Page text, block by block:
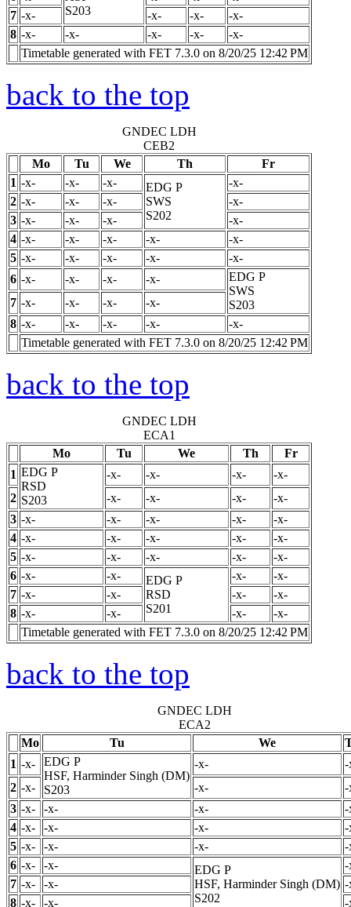
S203
7 -x- -x- -x-
-x-
8 -x- -x- -x- -x-
-x-
Timetable generated with FET 7.3.0 on 8/20/25 12:42 PM
back to the top
GNDEC LDH
CEB2
Mo
Tu We Th
Fr
1 -x- -x- -x- EDG P
SWS
S202
-x-
2 -x- -x- -x-
-x-
3 -x- -x- -x-
-x-
4 -x- -x- -x- -x-
-x-
5 -x- -x- -x- -x-
-x-
6 -x- -x- -x- -x- EDG P
SWS
S203
7 -x- -x- -x-
-x-
8 -x- -x- -x- -x-
-x-
Timetable generated with FET 7.3.0 on 8/20/25 12:42 PM
back to the top
GNDEC LDH
ECA1
Mo
Tu We Th
Fr
1 EDG P
RSD
S203
-x- -x- -x-
-x-
2
-x- -x- -x-
-x-
3 -x- -x- -x- -x-
-x-
4 -x- -x- -x- -x-
-x-
5 -x- -x- -x- -x-
-x-
6 -x- -x- EDG P
RSD
S201
-x-
-x-
7 -x- -x- -x-
-x-
8 -x- -x- -x-
-x-
Timetable generated with FET 7.3.0 on 8/20/25 12:42 PM
back to the top
GNDEC LDH
ECA2
Mo
Tu We
1 -x- EDG P
HSF, Harminder Singh (DM)
S203
-x-
-
2 -x- -x-
-
3 -x- -x- -x-
-
4 -x- -x- -x-
-
5 -x- -x- -x-
-
6 -x- -x- EDG P
HSF, Harminder Singh (DM)
S202
-
7 -x- -x-
-
8 -x- -x- -